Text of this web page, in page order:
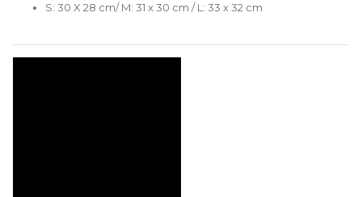
S: 30 X 28 cm/ M: 31 x 30 cm / L: 33 x 32 cm